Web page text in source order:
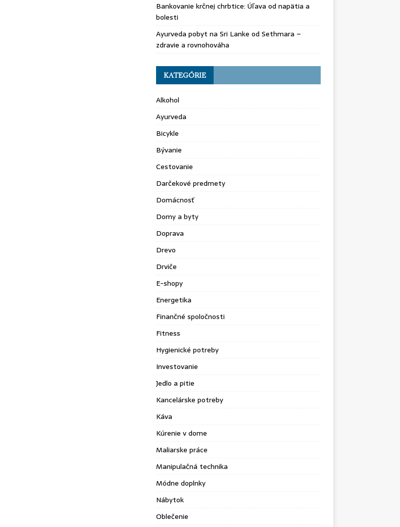
Bankovanie krčnej chrbtice: Úľava od napätia a
bolesti
Ayurveda pobyt na Sri Lanke od Sethmara –
zdravie a rovnohováha
KATEGÓRIE
Alkohol
Ayurveda
Bicykle
Bývanie
Cestovanie
Darčekové predmety
Domácnosť
Domy a byty
Doprava
Drevo
Drviče
E-shopy
Energetika
Finančné spoločnosti
Fitness
Hygienické potreby
Investovanie
Jedlo a pitie
Kancelárske potreby
Káva
Kúrenie v dome
Maliarske práce
Manipulačná technika
Módne doplnky
Nábytok
Oblečenie